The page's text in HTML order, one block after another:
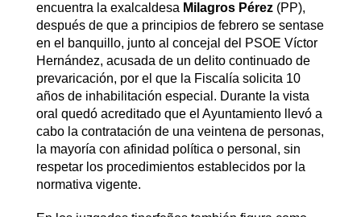
encuentra la exalcaldesa Milagros Pérez(PP),
después de que a principios de febrero se sentase
en el banquillo, junto al concejal del PSOE Víctor
Hernández, acusada de un delito continuado de
prevaricación, por el que la Fiscalía solicita 10
años de inhabilitación especial. Durante la vista
oral quedó acreditado que el Ayuntamiento llevó a
cabo la contratación de una veintena de personas,
la mayoría con afinidad política o personal, sin
respetar los procedimientos establecidos por la
normativa vigente.